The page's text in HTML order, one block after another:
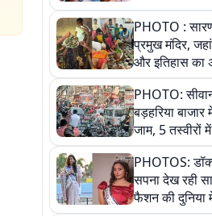
लोग
PHOTO :
प्रमुख मंदिर,
और इतिहास का
तस्वीरों में जानिए
PHOTO:
बड़हरिया बाजार
जाम, 5 तस्वीरों
अव्यवस्था
PHOTOS:
सपना देख रही
फैशन की दुनिया